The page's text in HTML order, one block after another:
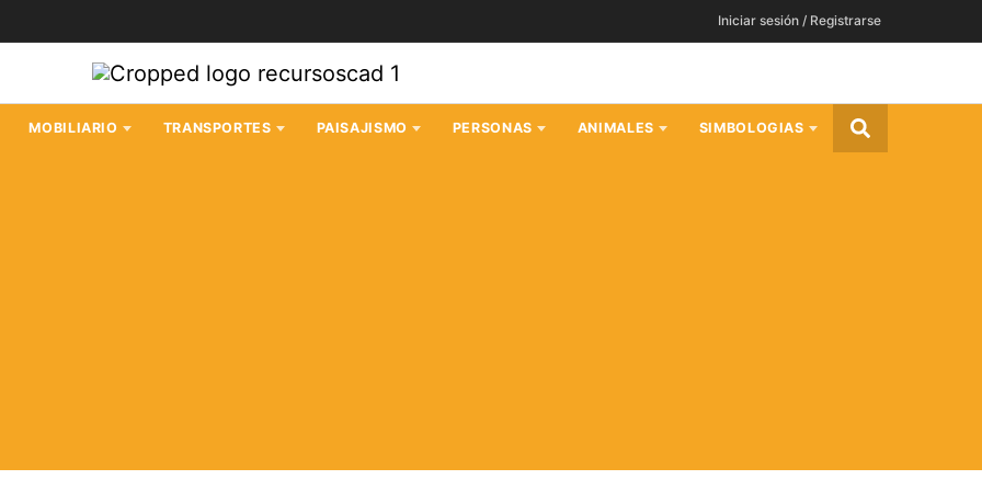
Iniciar sesión / Registrarse
MOBILIARIO TRANSPORTES PAISAJISMO PERSONAS ANIMALES SIMBOLOGIAS